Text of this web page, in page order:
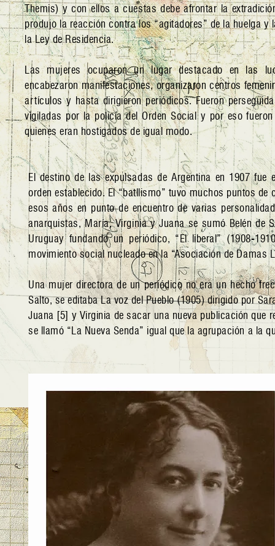
Themis) y con ellos a cuestas debe afrontar la
produjo la reacción contra los “agitadores” de la huelga y
la Ley de Residencia.
Las mujeres ocuparon un lugar destacado en las
encabezaron manifestaciones, organizaron centros
artículos y hasta dirigieron periódicos. Fueron
vigiladas por la policía del Orden Social y por eso
quienes eran hostigados de igual modo.
El destino de las expulsadas de Argentina en 1907
orden establecido. El “batllismo” tuvo muchos puntos
esos años en punto de encuentro de varias
anarquistas, María, Virginia y Juana se sumó Belén de
Uruguay fundando un periódico, “El liberal” (1908-
movimiento social nucleado en la “Asociación de Damas
Una mujer directora de un periódico no era un hecho
Salto, se editaba La voz del Pueblo (1905) dirigido por
Juana [5] y Virginia de sacar una nueva publicación que
se llamó “La Nueva Senda” igual que la agrupación a la